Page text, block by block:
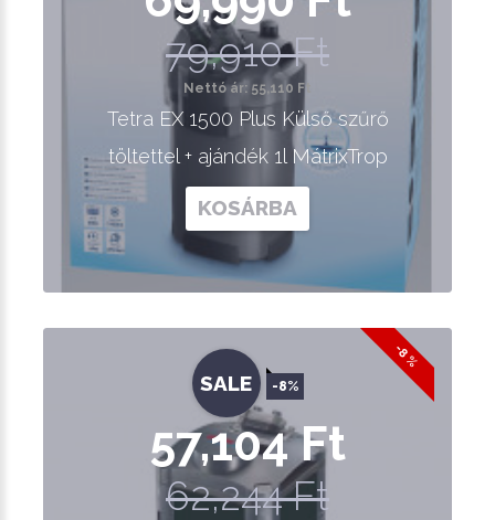
79,910 Ft
Nettó ár: 55,110 Ft
Tetra EX 1500 Plus Külső szűrő
töltettel + ajándék 1l MátrixTrop
KOSÁRBA
-8 %
SALE -8%
57,104 Ft
62,244 Ft